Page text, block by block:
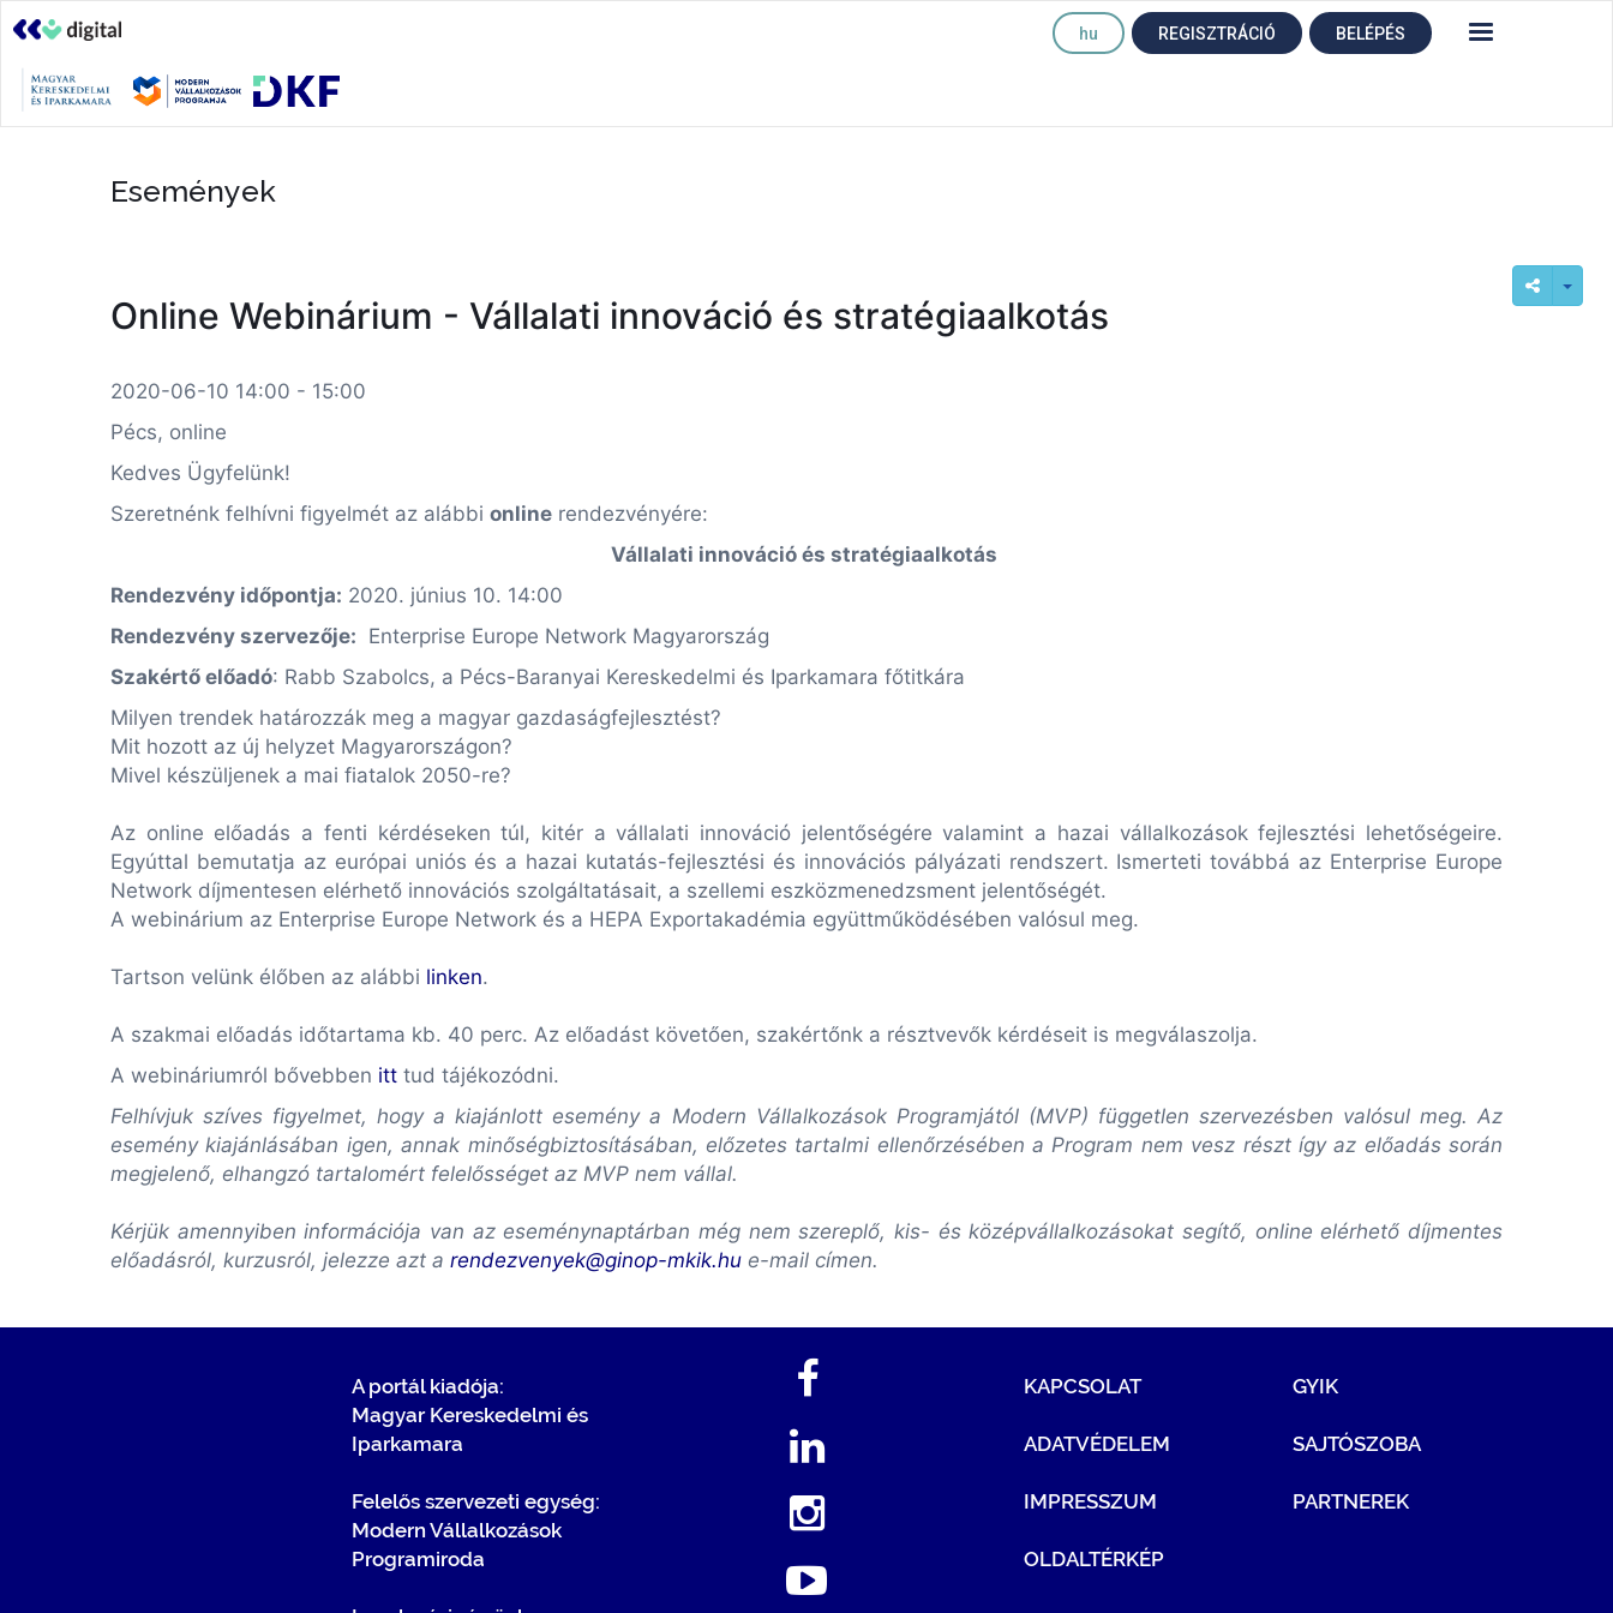
hu REGISZTRÁCIÓ BELÉPÉS
Események
Online Webinárium - Vállalati innováció és stratégiaalkotás
2020-06-10 14:00 - 15:00
Pécs, online
Kedves Ügyfelünk!
Szeretnénk felhívni figyelmét az alábbi online rendezvényére:
Vállalati innováció és stratégiaalkotás
Rendezvény időpontja: 2020. június 10. 14:00
Rendezvény szervezője: Enterprise Europe Network Magyarország
Szakértő előadó: Rabb Szabolcs, a Pécs-Baranyai Kereskedelmi és Iparkamara főtitkára
Milyen trendek határozzák meg a magyar gazdaságfejlesztést?
Mit hozott az új helyzet Magyarországon?
Mivel készüljenek a mai fiatalok 2050-re?
Az online előadás a fenti kérdéseken túl, kitér a vállalati innováció jelentőségére valamint a hazai vállalkozások fejlesztési lehetőségeire.
Egyúttal bemutatja az európai uniós és a hazai kutatás-fejlesztési és innovációs pályázati rendszert. Ismerteti továbbá az Enterprise Europe
Network díjmentesen elérhető innovációs szolgáltatásait, a szellemi eszközmenedzsment jelentőségét.
A webinárium az Enterprise Europe Network és a HEPA Exportakadémia együttműködésében valósul meg.
Tartson velünk élőben az alábbi linken.
A szakmai előadás időtartama kb. 40 perc. Az előadást követően, szakértőnk a résztvevők kérdéseit is megválaszolja.
A webináriumról bővebben itt tud tájékozódni.
Felhívjuk szíves figyelmet, hogy a kiajánlott esemény a Modern Vállalkozások Programjától (MVP) független szervezésben valósul meg. Az
esemény kiajánlásában igen, annak minőségbiztosításában, előzetes tartalmi ellenőrzésében a Program nem vesz részt így az előadás során
megjelenő, elhangzó tartalomért felelősséget az MVP nem vállal.
Kérjük amennyiben információja van az eseménynaptárban még nem szereplő, kis- és középvállalkozásokat segítő, online elérhető díjmentes
előadásról, kurzusról, jelezze azt a rendezvenyek@ginop-mkik.hu e-mail címen.
A portál kiadója:
Magyar Kereskedelmi és
Iparkamara
Felelős szervezeti egység:
Modern Vállalkozások
Programiroda
KAPCSOLAT
ADATVÉDELEM
IMPRESSZUM
OLDALTÉRKÉP
GYIK
SAJTÓSZOBA
PARTNEREK